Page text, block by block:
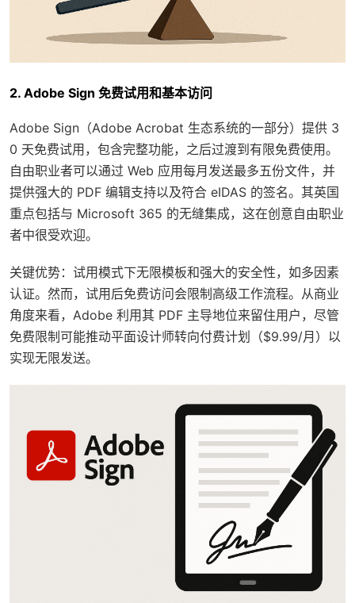
2. Adobe Sign 免费试用和基本访问
Adobe Sign（Adobe Acrobat 生态系统的一部分）提供 3
0 天免费试用，包含完整功能，之后过渡到有限免费使用。
自由职业者可以通过 Web 应用每月发送最多五份文件，并
提供强大的 PDF 编辑支持以及符合 eIDAS 的签名。其英国
重点包括与 Microsoft 365 的无缝集成，这在创意自由职业
者中很受欢迎。
关键优势：试用模式下无限模板和强大的安全性，如多因素
认证。然而，试用后免费访问会限制高级工作流程。从商业
角度来看，Adobe 利用其 PDF 主导地位来留住用户，尽管
免费限制可能推动平面设计师转向付费计划（$9.99/月）以
实现无限发送。